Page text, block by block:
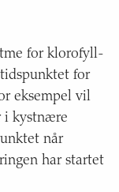
for klorofyll-
for
eksempel vil
i kystnære
når
har startet